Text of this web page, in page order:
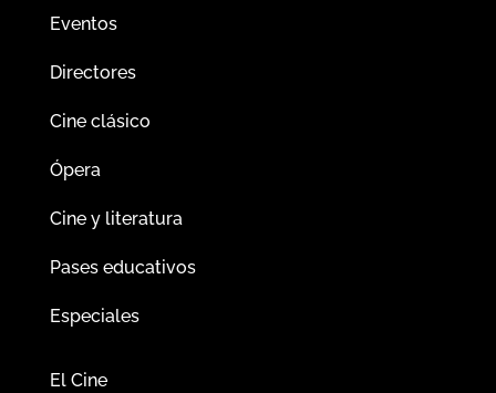
Eventos
Directores
Cine clásico
Ópera
Cine y literatura
Pases educativos
Especiales
El Cine